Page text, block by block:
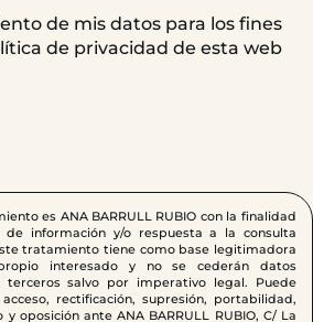
de mis datos para los fines
de privacidad de esta web
es ANA BARRULL RUBIO con la finalidad
información y/o respuesta a la consulta
tratamiento tiene como base legitimadora
interesado y no se cederán datos
salvo por imperativo legal. Puede
rectificación, supresión, portabilidad,
oposición ante ANA BARRULL RUBIO, C/ La